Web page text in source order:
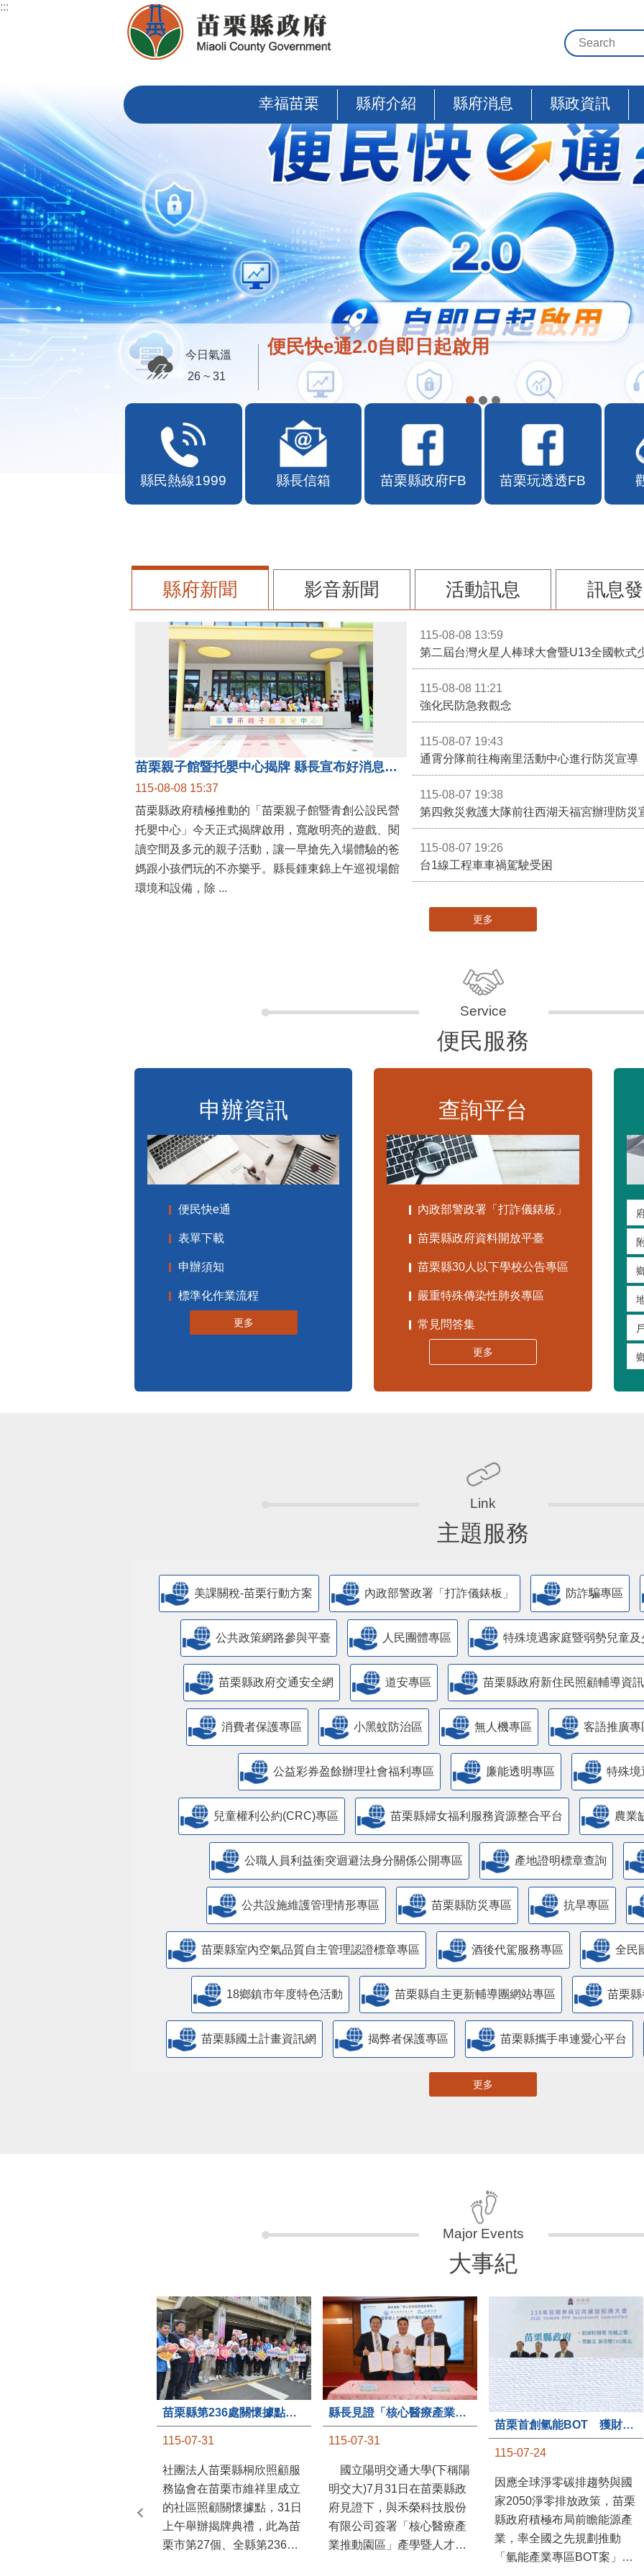
跳到主要內容區塊
:::
幸福苗栗 縣府介紹 縣府消息 縣政資訊
便民快e通2.0自即日起啟用
今日氣溫
26 ~ 31
縣民熱線1999 縣長信箱 苗栗縣政府FB 苗栗玩透透FB
縣府新聞 影音新聞 活動訊息 訊息
苗栗親子館暨托嬰中心揭牌 縣長宣布好消息：9月1日起調降臨時托嬰費用
115-08-08 15:37
苗栗縣政府積極推動的「苗栗親子館暨青創公設民營
托嬰中心」今天正式揭牌啟用，寬敞明亮的遊戲、閱
讀空間及多元的親子活動，讓一早搶先入場體驗的爸
媽跟小孩們玩的不亦樂乎。縣長鍾東錦上午巡視場館
環境和設備，除 ...
115-08-08 13:59
第二屆台灣火星人棒球大會暨U13全國軟式
115-08-08 11:21
強化民防急救觀念
115-08-07 19:43
通霄分隊前往梅南里活動中心進行防災宣導
115-08-07 19:38
第四救災救護大隊前往西湖天福宮辦理防災
115-08-07 19:26
台1線工程車車禍駕駛受困
更多
便民服務
申辦資訊
便民快e通
表單下載
申辦須知
標準化作業流程
更多
查詢平台
內政部警政署「打詐儀錶板」
苗栗縣政府資料開放平臺
苗栗縣30人以下學校公告專區
嚴重特殊傳染性肺炎專區
常見問答集
更多
主題服務
美課關稅-苗栗行動方案 內政部警政署「打詐儀錶板」 防詐騙專區
公共政策網路參與平臺 人民團體專區 特殊境遇家庭暨弱勢兒童
苗栗縣政府交通安全網 道安專區 苗栗縣政府新住民照顧輔導資
消費者保護專區 小黑蚊防治區 無人機專區 客語推廣專
公益彩券盈餘辦理社會福利專區 廉能透明專區 特殊境
兒童權利公約(CRC)專區 苗栗縣婦女福利服務資源整合平台 農業
公職人員利益衝突迴避法身分關係公開專區 產地證明標章查詢
​公共設施維護管理情形專區 苗栗縣防災專區 抗旱專區
苗栗縣室內空氣品質自主管理認證標章專區 酒後代駕服務專區 全民
18鄉鎮市年度特色活動 苗栗縣自主更新輔導團網站專區 苗栗
苗栗縣國土計畫資訊網 揭弊者保護專區 苗栗縣攜手串連愛心平台
更多
大事紀
苗栗縣第236處關懷據點在苗栗市維祥里揭牌
115-07-31
社團法人苗栗縣桐欣照顧服
務協會在苗栗市維祥里成立
的社區照顧關懷據點，31日
上午舉辦揭牌典禮，此為苗
栗市第27個、全縣第236處
縣長見證「核心醫療產業推動園區」產學合作簽約儀式
115-07-31
國立陽明交通大學(下稱陽
明交大)7月31日在苗栗縣政
府見證下，與禾榮科技股份
有限公司簽署「核心醫療產
業推動園區」產學暨人才培
苗栗首創氫能BOT 獲財政部「突破之翼」肯定
115-07-24
因應全球淨零碳排趨勢與國
家2050淨零排放政策，苗栗
縣政府積極布局前瞻能源產
業，率全國之先規劃推動
「氫能產業專區BOT案」，